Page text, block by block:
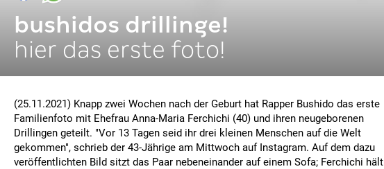
bushidos drillinge!
hier das erste foto!
(25.11.2021) Knapp zwei Wochen nach der Geburt hat Rapper Bushido das erste
Familienfoto mit Ehefrau Anna-Maria Ferchichi (40) und ihren neugeborenen
Drillingen geteilt. "Vor 13 Tagen seid ihr drei kleinen Menschen auf die Welt
gekommen", schrieb der 43-Jährige am Mittwoch auf Instagram. Auf dem dazu
veröffentlichten Bild sitzt das Paar nebeneinander auf einem Sofa; Ferchichi hält